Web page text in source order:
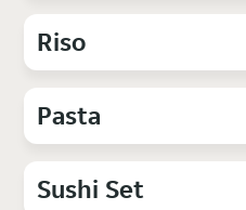
Riso
Pasta
Sushi Set